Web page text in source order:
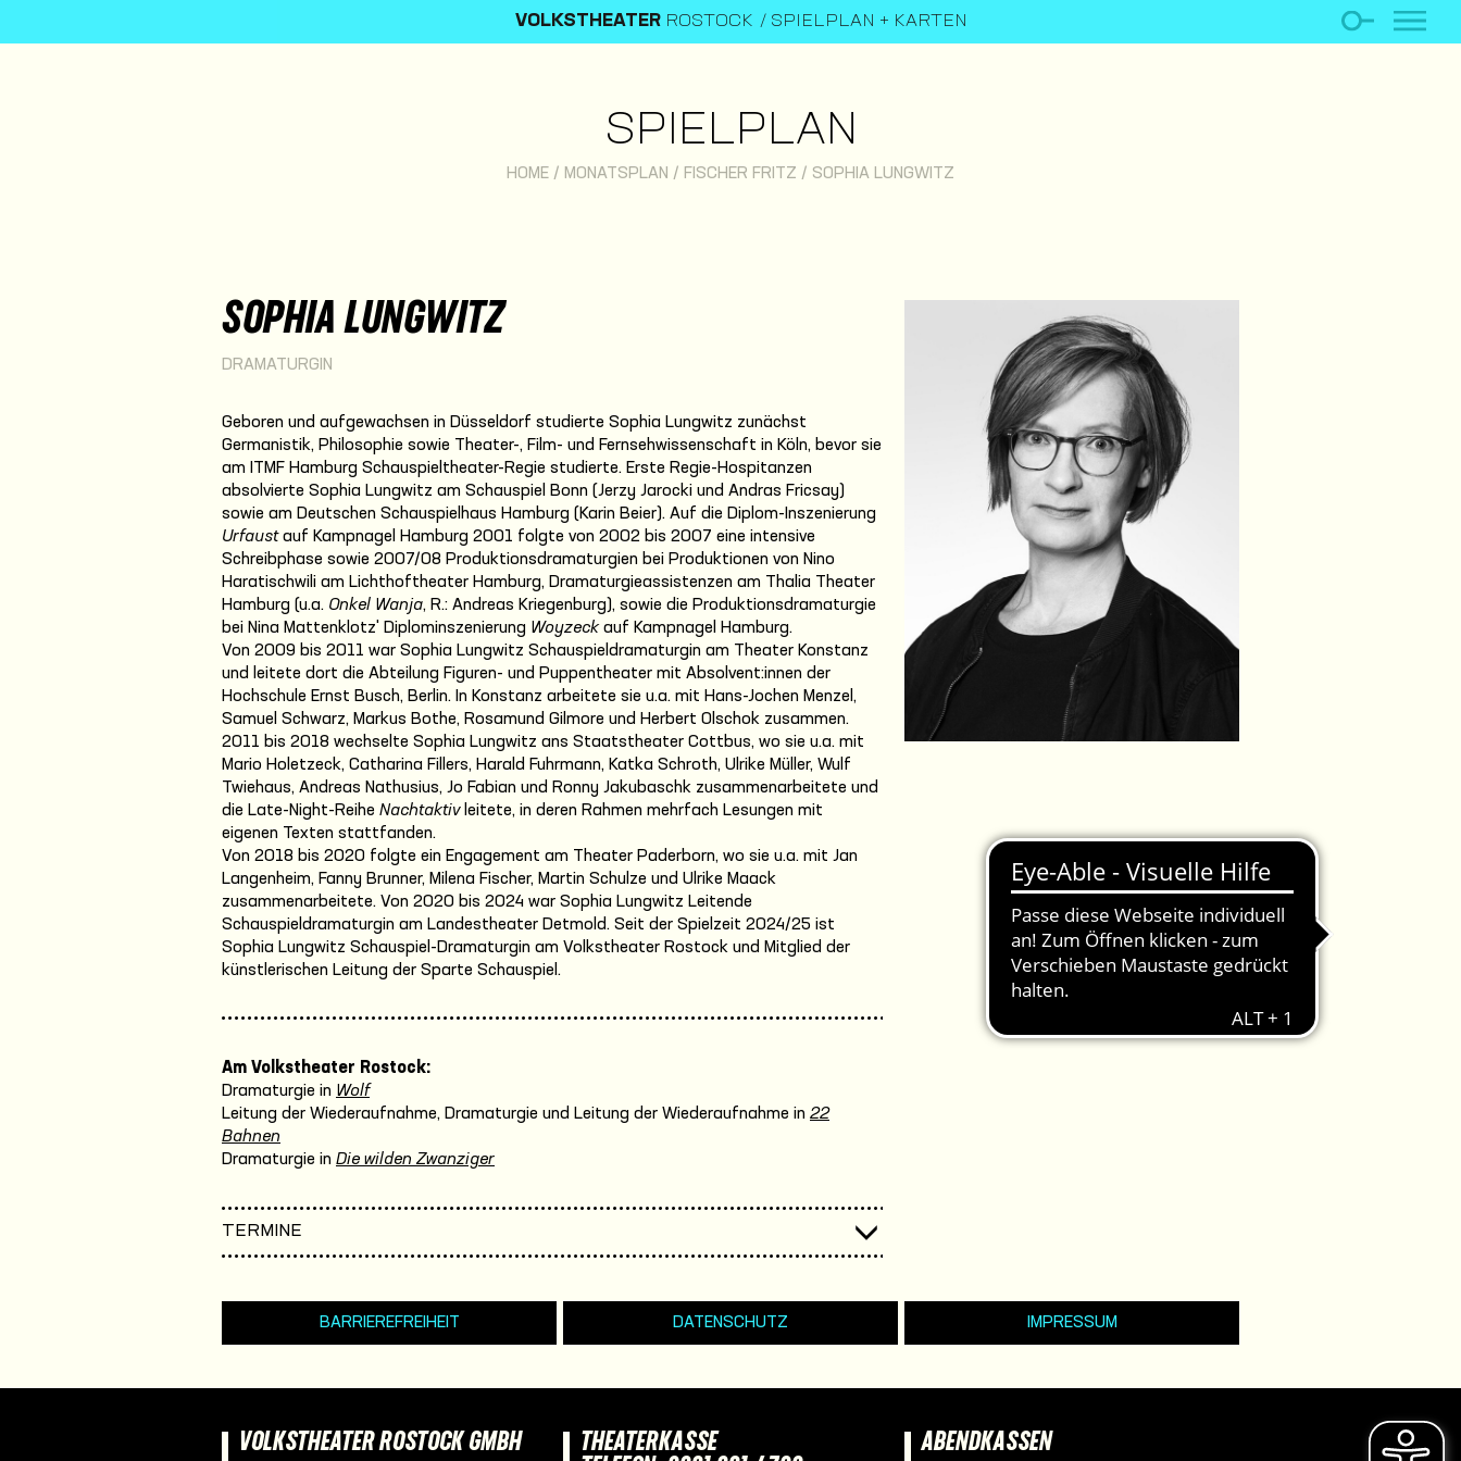
VOLKSTHEATER ROSTOCK SPIELPLAN + KARTEN
SPIELPLAN
HOME / MONATSPLAN / FISCHER FRITZ / SOPHIA LUNGWITZ
SOPHIA LUNGWITZ
DRAMATURGIN
Geboren und aufgewachsen in Düsseldorf studierte Sophia Lungwitz zunächst
Germanistik, Philosophie sowie Theater-, Film- und Fernsehwissenschaft in Köln, bevor sie
am ITMF Hamburg Schauspieltheater-Regie studierte. Erste Regie-Hospitanzen
absolvierte Sophia Lungwitz am Schauspiel Bonn (Jerzy Jarocki und Andras Fricsay)
sowie am Deutschen Schauspielhaus Hamburg (Karin Beier). Auf die Diplom-Inszenierung
Urfaustauf Kampnagel Hamburg 2001 folgte von 2002 bis 2007 eine intensive
Schreibphase sowie 2007/08 Produktionsdramaturgien bei Produktionen von Nino
Haratischwili am Lichthoftheater Hamburg, Dramaturgieassistenzen am Thalia Theater
Hamburg (u.a. Onkel Wanja, R.: Andreas Kriegenburg), sowie die Produktionsdramaturgie
bei Nina Mattenklotz' Diplominszenierung Woyzeckauf Kampnagel Hamburg.
Von 2009 bis 2011 war Sophia Lungwitz Schauspieldramaturgin am Theater Konstanz
und leitete dort die Abteilung Figuren- und Puppentheater mit Absolvent:innen der
Hochschule Ernst Busch, Berlin. In Konstanz arbeitete sie u.a. mit Hans-Jochen Menzel,
Samuel Schwarz, Markus Bothe, Rosamund Gilmore und Herbert Olschok zusammen.
2011 bis 2018 wechselte Sophia Lungwitz ans Staatstheater Cottbus, wo sie u.a. mit
Mario Holetzeck, Catharina Fillers, Harald Fuhrmann, Katka Schroth, Ulrike Müller, Wulf
Twiehaus, Andreas Nathusius, Jo Fabian und Ronny Jakubaschk zusammenarbeitete und
die Late-Night-Reihe Nachtaktivleitete, in deren Rahmen mehrfach Lesungen mit
eigenen Texten stattfanden.
Von 2018 bis 2020 folgte ein Engagement am Theater Paderborn, wo sie u.a. mit Jan
Langenheim, Fanny Brunner, Milena Fischer, Martin Schulze und Ulrike Maack
zusammenarbeitete. Von 2020 bis 2024 war Sophia Lungwitz Leitende
Schauspieldramaturgin am Landestheater Detmold. Seit der Spielzeit 2024/25 ist
Sophia Lungwitz Schauspiel-Dramaturgin am Volkstheater Rostock und Mitglied der
künstlerischen Leitung der Sparte Schauspiel.
Am Volkstheater Rostock:
Dramaturgie in Wolf
Leitung der Wiederaufnahme, Dramaturgie und Leitung der Wiederaufnahme in 22
Bahnen
Dramaturgie in Die wilden Zwanziger
TERMINE
BARRIEREFREIHEIT DATENSCHUTZ IMPRESSUM
VOLKSTHEATER ROSTOCK GMBH
THEATERKASSE
ABENDKASSEN